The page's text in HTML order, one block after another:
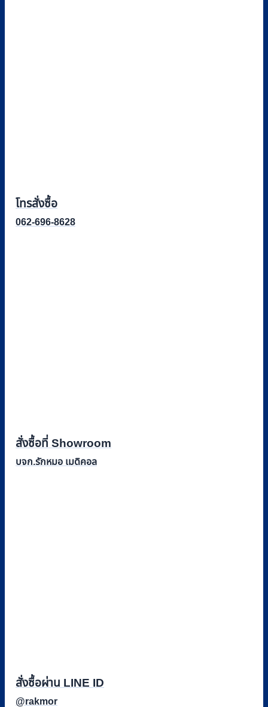
โทรสั่งซื้อ
062-696-8628
สั่งซื้อที่ Showroom
บจก.รักหมอ เมดิคอล
สั่งซื้อผ่าน LINE ID
@rakmor